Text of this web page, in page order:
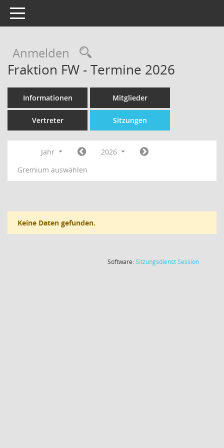
Toggle navigation
Anmelden Rechercheauswahl
Fraktion FW - Termine 2026
Informationen Mitglieder
Vertreter Sitzungen
Jahr
2026
Gremium auswählen
Keine Daten gefunden.
Software:SitzungsdienstSession(Wird in